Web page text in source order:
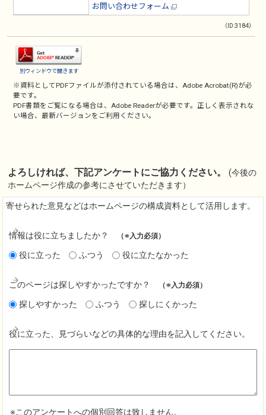
お問い合わせフォーム
（ID:3184）
別ウィンドウで開きます
※資料としてPDFファイルが添付されている場合は、Adobe Acrobat(R)が必
要です。
PDF書類をご覧になる場合は、Adobe Readerが必要です。正しく表示されな
い場合、最新バージョンをご利用ください。